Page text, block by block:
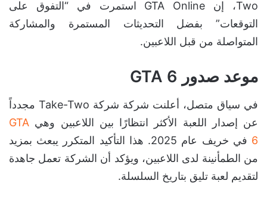
Two، إن GTA Online استمرت في “التفوق على
التوقعات” بفضل التحديثات المستمرة والمشاركة
المتواصلة من قبل اللاعبين.
موعد صدور GTA 6
في سياق متصل، أعلنت شركة شركة Take-Two مجدداً
عن إصدار اللعبة الأكثر انتظارًا بين اللاعبين وهي GTA
6
في خريف عام 2025. هذا التأكيد المتكرر يبعث بمزيد
من الطمأنينة لدى اللاعبين، ويؤكد أن الشركة تعمل جاهدة
لتقديم لعبة تليق بتاريخ السلسلة.